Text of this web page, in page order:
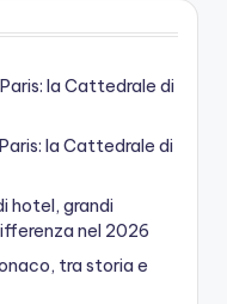
la Cattedrale di
la Cattedrale di
hotel, grandi
nel 2026
tra storia e